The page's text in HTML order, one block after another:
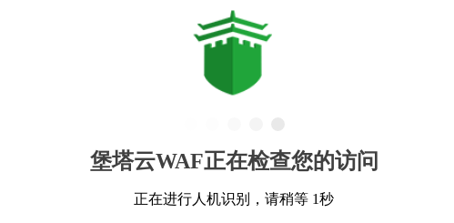
堡塔云WAF正在检查您的访问
正在进行人机识别，请稍等 1秒